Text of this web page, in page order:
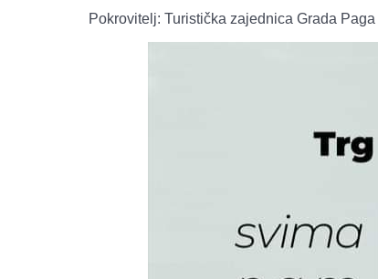
Pokrovitelj: Turistička zajednica Grada Paga